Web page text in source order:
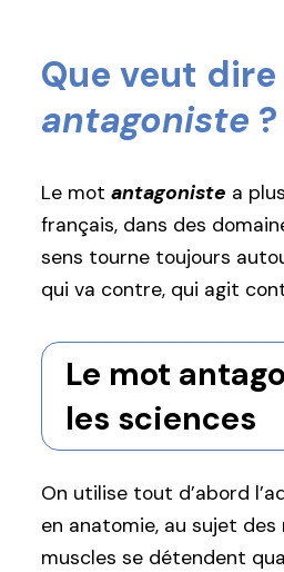
Que veut
antagoniste ?
Le mot antagoniste a
français, dans des
sens tourne toujours
qui va contre, qui agit
Le mot
les sciences
On utilise tout d’abord
en anatomie, au sujet des
muscles se détendent